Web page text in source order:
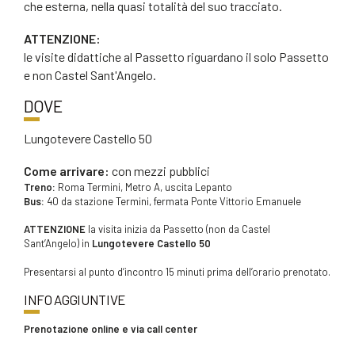
che esterna, nella quasi totalità del suo tracciato.
ATTENZIONE:
le visite didattiche al Passetto riguardano il solo Passetto
e non Castel Sant'Angelo.
DOVE
Lungotevere Castello 50
Come arrivare: con mezzi pubblici
Treno: Roma Termini, Metro A, uscita Lepanto
Bus: 40 da stazione Termini, fermata Ponte Vittorio Emanuele
ATTENZIONE la visita inizia da Passetto (non da Castel
Sant’Angelo) in Lungotevere Castello 50
Presentarsi al punto d’incontro 15 minuti prima dell’orario prenotato.
INFO AGGIUNTIVE
Prenotazione online e via call center